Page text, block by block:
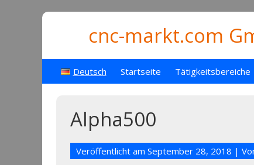
cnc-markt.com
Deutsch Startseite Tätigkeitsbereiche
Alpha500
Veröffentlicht am September 28, 2018 |